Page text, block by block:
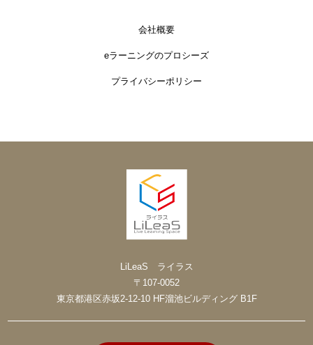
会社概要
eラーニングのプロシーズ
プライバシーポリシー
LiLeaS ライラス
〒107-0052
東京都港区赤坂2-12-10 HF溜池ビルディング B1F